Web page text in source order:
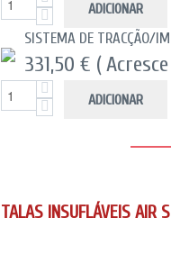
ADICIONAR
SISTEMA DE TRACÇÃO/
331,50 € (
ADICIONAR
TALAS INSUFLÁVEIS AIR